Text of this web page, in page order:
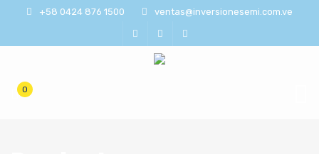
+58 0424 876 1500 ventas@inversionesemi.com.ve
0